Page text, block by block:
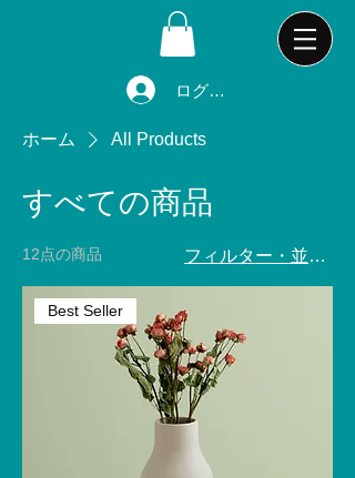
ログイン
ホーム All Products
すべての商品
12点の商品 フィルター・並び替え
Best Seller